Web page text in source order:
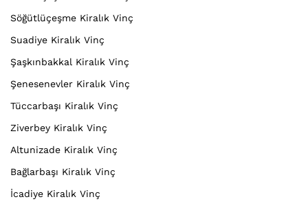
Söğütlüçeşme Kiralık Vinç
Suadiye Kiralık Vinç
Şaşkınbakkal Kiralık Vinç
Şenesenevler Kiralık Vinç
Tüccarbaşı Kiralık Vinç
Ziverbey Kiralık Vinç
Altunizade Kiralık Vinç
Bağlarbaşı Kiralık Vinç
İcadiye Kiralık Vinç